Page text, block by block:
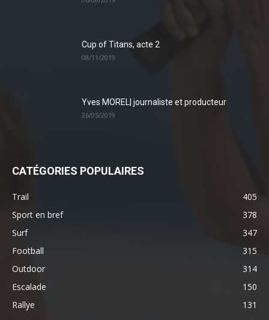
Cup of Titans, acte 2
08/11/2019
Yves MOREL| journaliste et producteur
26/05/2019
CATÉGORIES POPULAIRES
Trail
405
Sport en bref
378
Surf
347
Football
315
Outdoor
314
Escalade
150
Rallye
131